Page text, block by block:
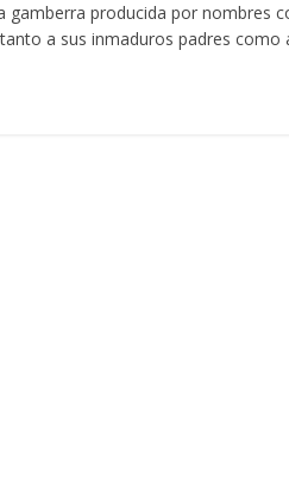
producida por nombres
a sus inmaduros padres como